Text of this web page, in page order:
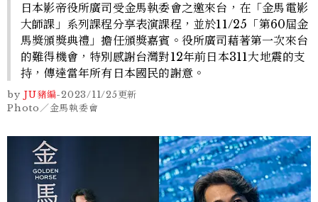
日本影帝役所廣司受金馬執委會之邀來台，在「金馬電影
大師課」系列課程分享表演課程，並於11/25「第60屆金
馬獎頒獎典禮」擔任頒獎嘉賓。役所廣司藉著第一次來台
的難得機會，特別感謝台灣對12年前日本311大地震的支
持，傳達當年所有日本國民的謝意。
by JU豬編-2023/11/25更新
Photo／金馬執委會